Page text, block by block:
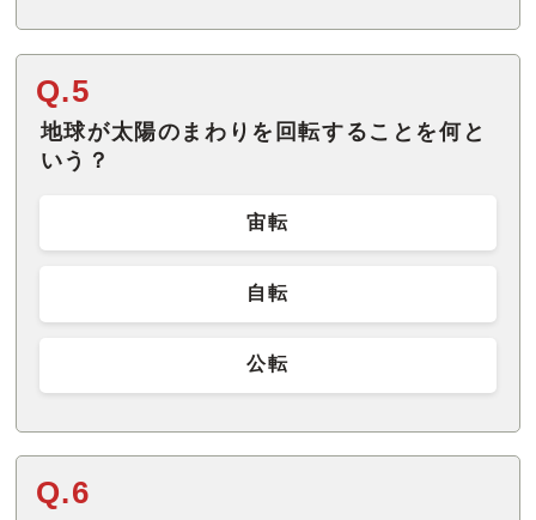
Q.5
地球が太陽のまわりを回転することを何と
いう？
宙転
自転
公転
Q.6